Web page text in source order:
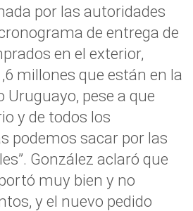
por las autoridades
de entrega de
en el exterior,
millones que están en la
Uruguayo, pese a que
y de todos los
podemos sacar por las
González aclaró que
muy bien y no
y el nuevo pedido